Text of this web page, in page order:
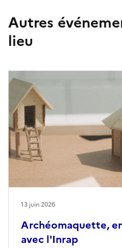
Autres
lieu
Archéomaquette,
avec l'Inrap
13 juin 2026